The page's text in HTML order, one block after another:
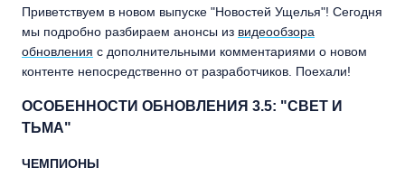
Приветствуем в новом выпуске "Новостей Ущелья"! Сегодня
мы подробно разбираем анонсы из видеообзора
обновления с дополнительными комментариями о новом
контенте непосредственно от разработчиков. Поехали!
ОСОБЕННОСТИ ОБНОВЛЕНИЯ 3.5: "СВЕТ И
ТЬМА"
ЧЕМПИОНЫ